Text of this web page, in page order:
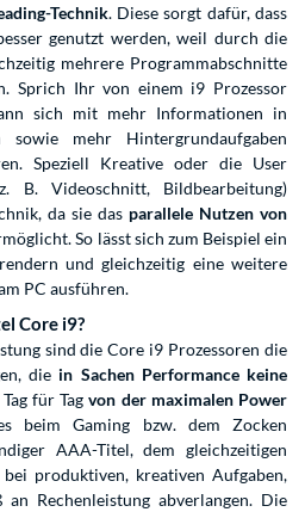
Technik. Diese sorgt dafür, dass
genutzt werden, weil durch die
mehrere Programmabschnitte
Sprich Ihr von einem i9 Prozessor
sich mit mehr Informationen in
mehr Hintergrundaufgaben
Speziell Kreative oder die User
B. Videoschnitt, Bildbearbeitung)
da sie das parallele Nutzen von
So lässt sich zum Beispiel ein
und gleichzeitig eine weitere
PC ausführen.
Core i9?
sind die Core i9 Prozessoren die
die in Sachen Performance keine
für Tag von der maximalen Power
beim Gaming bzw. dem Zocken
AAA-Titel, dem gleichzeitigen
produktiven, kreativen Aufgaben,
Rechenleistung abverlangen. Die